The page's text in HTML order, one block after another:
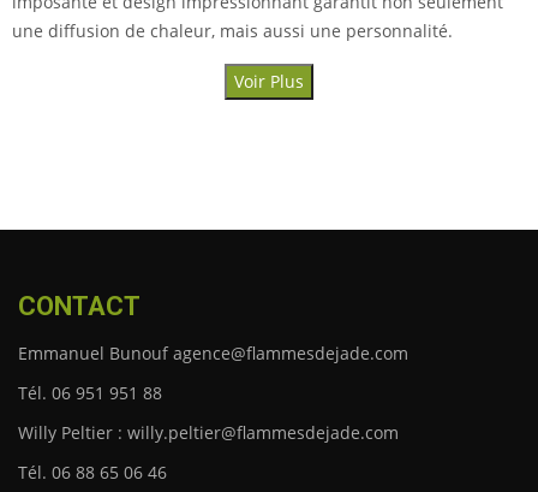
une diffusion de chaleur, mais aussi une personnalité.
Voir Plus
CONTACT
Emmanuel Bunouf agence@flammesdejade.com
Tél. 06 951 951 88
Willy Peltier : willy.peltier@flammesdejade.com
Tél. 06 88 65 06 46